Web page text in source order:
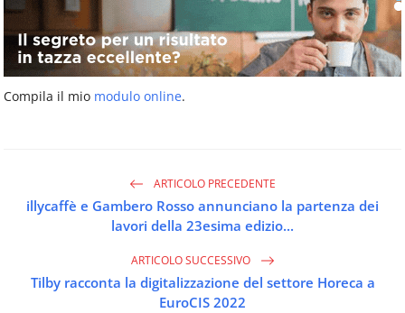
Compila il mio modulo online.
ARTICOLO PRECEDENTE
illycaffè e Gambero Rosso annunciano la partenza dei
lavori della 23esima edizio...
ARTICOLO SUCCESSIVO
Tilby racconta la digitalizzazione del settore Horeca a
EuroCIS 2022